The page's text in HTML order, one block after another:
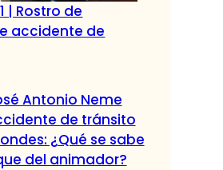
| Rostro de
accidente de
Antonio Neme
de tránsito
¿Qué se sabe
del animador?